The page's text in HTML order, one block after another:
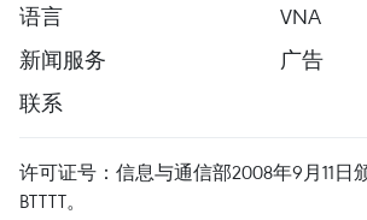
语言
VNA
新闻服务
广告
联系
许可证号：信息与通信部2008年9月11日
BTTTT。